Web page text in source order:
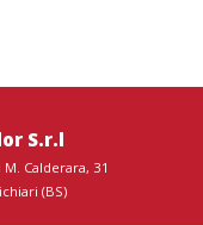
S.r.l
Calderara, 31
(BS)